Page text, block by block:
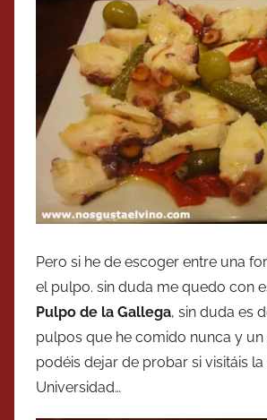
Pero si he de escoger entre una
el pulpo. sin duda me quedo con
Pulpo de la Gallega, sin duda es
pulpos que he comido nunca y
podéis dejar de probar si visitáis la
Universidad…